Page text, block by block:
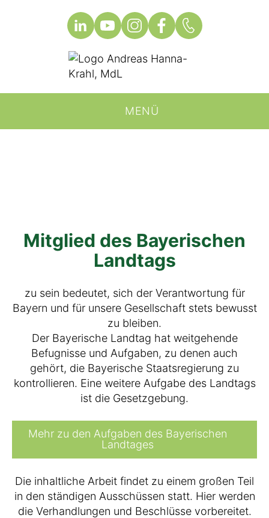
MENÜ
Mitglied des Bayerischen
Landtags
zu sein bedeutet, sich der Verantwortung für
Bayern und für unsere Gesellschaft stets bewusst
zu bleiben.
Der Bayerische Landtag hat weitgehende
Befugnisse und Aufgaben, zu denen auch
gehört, die Bayerische Staatsregierung zu
kontrollieren. Eine weitere Aufgabe des Landtags
ist die Gesetzgebung.
Mehr zu den Aufgaben des Bayerischen
Landtages
Die inhaltliche Arbeit findet zu einem großen Teil
in den ständigen Ausschüssen statt. Hier werden
die Verhandlungen und Beschlüsse vorbereitet.